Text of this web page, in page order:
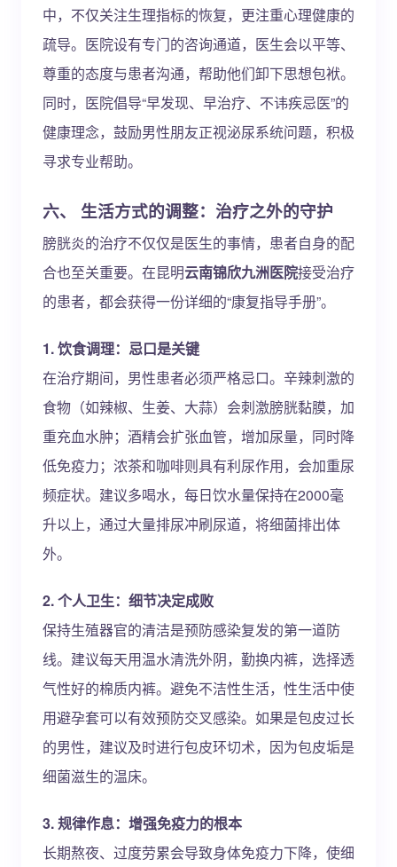
中，不仅关注生理指标的恢复，更注重心理健康的
疏导。医院设有专门的咨询通道，医生会以平等、
尊重的态度与患者沟通，帮助他们卸下思想包袱。
同时，医院倡导“早发现、早治疗、不讳疾忌医”的
健康理念，鼓励男性朋友正视泌尿系统问题，积极
寻求专业帮助。
六、 生活方式的调整：治疗之外的守护
膀胱炎的治疗不仅仅是医生的事情，患者自身的配
合也至关重要。在昆明云南锦欣九洲医院接受治疗
的患者，都会获得一份详细的“康复指导手册”。
1. 饮食调理：忌口是关键
在治疗期间，男性患者必须严格忌口。辛辣刺激的
食物（如辣椒、生姜、大蒜）会刺激膀胱黏膜，加
重充血水肿；酒精会扩张血管，增加尿量，同时降
低免疫力；浓茶和咖啡则具有利尿作用，会加重尿
频症状。建议多喝水，每日饮水量保持在2000毫
升以上，通过大量排尿冲刷尿道，将细菌排出体
外。
2. 个人卫生：细节决定成败
保持生殖器官的清洁是预防感染复发的第一道防
线。建议每天用温水清洗外阴，勤换内裤，选择透
气性好的棉质内裤。避免不洁性生活，性生活中使
用避孕套可以有效预防交叉感染。如果是包皮过长
的男性，建议及时进行包皮环切术，因为包皮垢是
细菌滋生的温床。
3. 规律作息：增强免疫力的根本
长期熬夜、过度劳累会导致身体免疫力下降，使细